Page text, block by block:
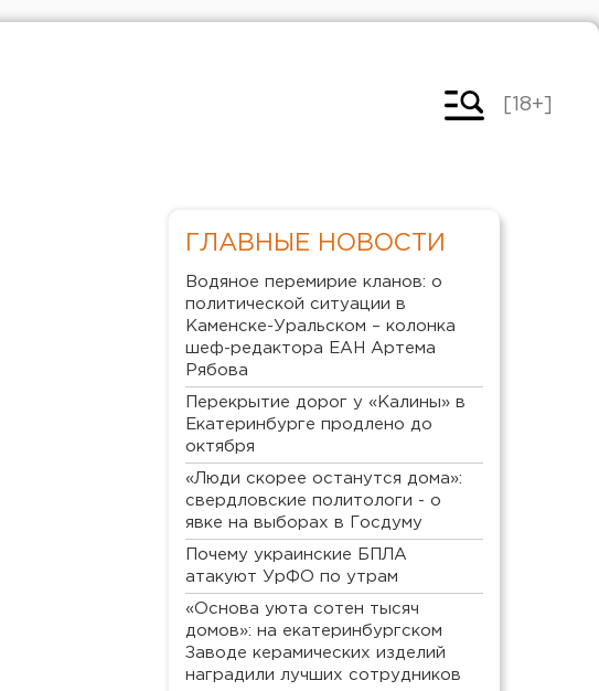
[18+]
ГЛАВНЫЕ НОВОСТИ
Водяное перемирие кланов: о
политической ситуации в
Каменске-Уральском – колонка
шеф-редактора ЕАН Артема
Рябова
Перекрытие дорог у «Калины» в
Екатеринбурге продлено до
октября
«Люди скорее останутся дома»:
свердловские политологи - о
явке на выборах в Госдуму
Почему украинские БПЛА
атакуют УрФО по утрам
«Основа уюта сотен тысяч
домов»: на екатеринбургском
Заводе керамических изделий
наградили лучших сотрудников